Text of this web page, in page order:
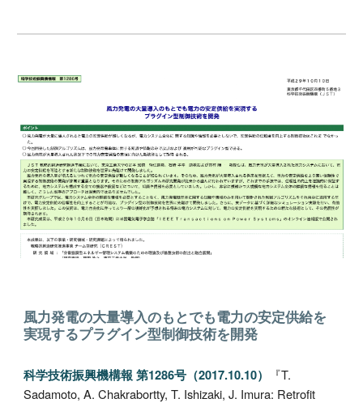
風力発電の大量導入のもとでも電力の安定供給を
実現するプラグイン型制御技術を開発
科学技術振興機構報 第1286号（2017.10.10）
『T.
Sadamoto, A.Chakrabortty, T. Ishizaki, J. Imura: Retrofit